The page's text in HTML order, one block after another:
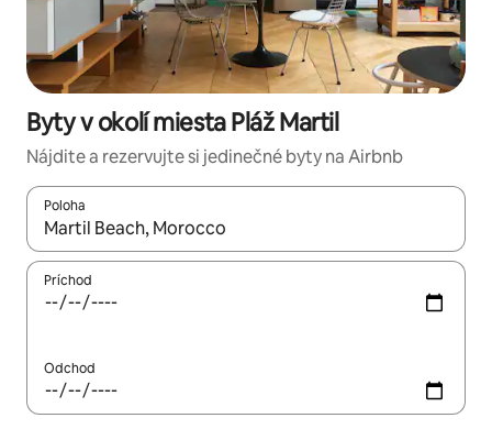
Byty v okolí miesta Pláž Martil
Nájdite a rezervujte si jedinečné byty na Airbnb
Poloha
Keď budú výsledky k dispozícii, môžete si ich prechádzať
Príchod
Odchod